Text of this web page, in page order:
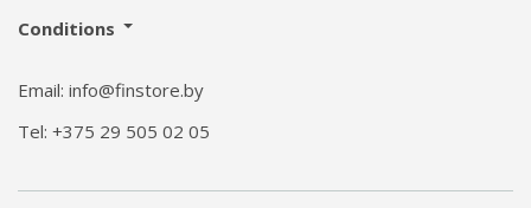
Conditions
Email: info@finstore.by
Tel: +375 29 505 02 05